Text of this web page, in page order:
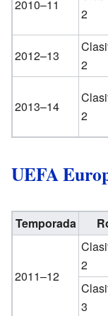
2010–11
2
2012–13
2
2013–14
2
UEFA
Temporada
2011–12
2
3